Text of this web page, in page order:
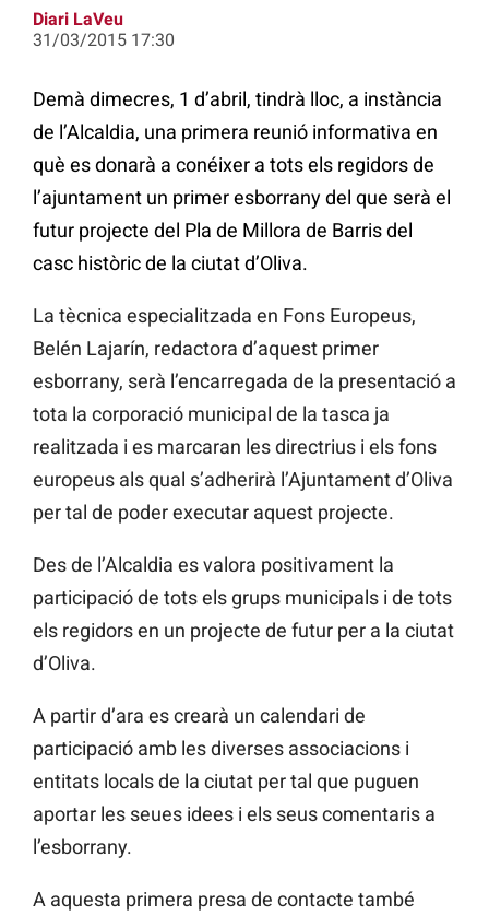
Diari LaVeu
31/03/2015 17:30
Demà dimecres, 1 d’abril, tindrà lloc, a instància
de l’Alcaldia, una primera reunió informativa en
què es donarà a conéixer a tots els regidors de
l’ajuntament un primer esborrany del que serà el
futur projecte del Pla de Millora de Barris del
casc històric de la ciutat d’Oliva.
La tècnica especialitzada en Fons Europeus,
Belén Lajarín, redactora d’aquest primer
esborrany, serà l’encarregada de la presentació a
tota la corporació municipal de la tasca ja
realitzada i es marcaran les directrius i els fons
europeus als qual s’adherirà l’Ajuntament d’Oliva
per tal de poder executar aquest projecte.
Des de l’Alcaldia es valora positivament la
participació de tots els grups municipals i de tots
els regidors en un projecte de futur per a la ciutat
d’Oliva.
A partir d’ara es crearà un calendari de
participació amb les diverses associacions i
entitats locals de la ciutat per tal que puguen
aportar les seues idees i els seus comentaris a
l’esborrany.
A aquesta primera presa de contacte també